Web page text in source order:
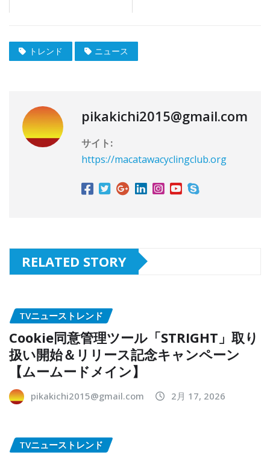
トレンド ニュース
pikakichi2015@gmail.com
サイト:
https://macatawacyclingclub.org
RELATED STORY
TVニューストレンド
Cookie同意管理ツール「STRIGHT」取り
扱い開始＆リリース記念キャンペーン
【ムームードメイン】
pikakichi2015@gmail.com 2月 17, 2026
TVニューストレンド